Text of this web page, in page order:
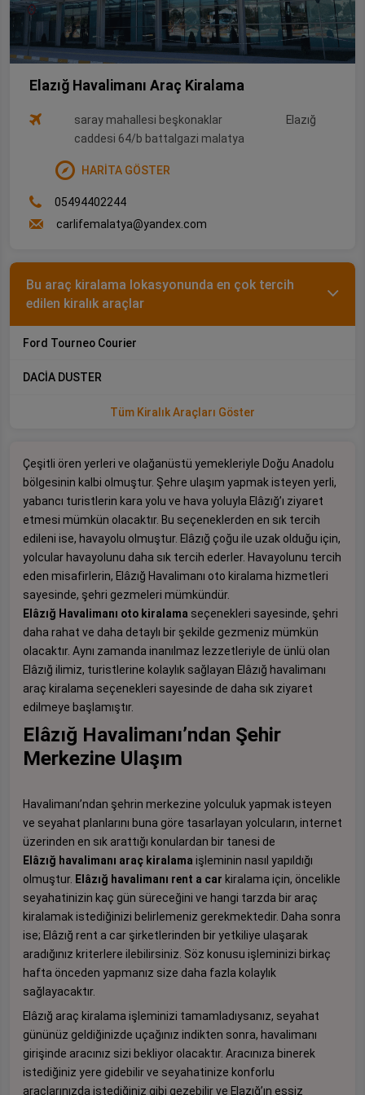
Çeşitli ören yerleri ve olağanüstü yemekleriyle Doğu Anadolu
bölgesinin kalbi olmuştur. Şehre ulaşım yapmak isteyen yerli,
yabancı turistlerin kara yolu ve hava yoluyla Elâzığ’ı ziyaret
etmesi mümkün olacaktır. Bu seçeneklerden en sık tercih
edileni ise, havayolu olmuştur. Elâzığ çoğu ile uzak olduğu için,
yolcular havayolunu daha sık tercih ederler. Havayolunu tercih
eden misafirlerin, Elâzığ Havalimanı oto kiralama hizmetleri
sayesinde, şehri gezmeleri mümkündür.
Elâzığ Havalimanı oto kiralama seçenekleri sayesinde, şehri
daha rahat ve daha detaylı bir şekilde gezmeniz mümkün
olacaktır. Aynı zamanda inanılmaz lezzetleriyle de ünlü olan
Elâzığ ilimiz, turistlerine kolaylık sağlayan Elâzığ havalimanı
araç kiralama seçenekleri sayesinde de daha sık ziyaret
edilmeye başlamıştır.
Elâzığ Havalimanı’ndan Şehir
Merkezine Ulaşım
Havalimanı’ndan şehrin merkezine yolculuk yapmak isteyen
ve seyahat planlarını buna göre tasarlayan yolcuların, internet
üzerinden en sık arattığı konulardan bir tanesi de
Elâzığ havalimanı araç kiralama işleminin nasıl yapıldığı
olmuştur. Elâzığ havalimanı rent a car kiralama için, öncelikle
seyahatinizin kaç gün süreceğini ve hangi tarzda bir araç
kiralamak istediğinizi belirlemeniz gerekmektedir. Daha sonra
ise; Elâzığ rent a car şirketlerinden bir yetkiliye ulaşarak
aradığınız kriterlere ilebilirsiniz. Söz konusu işleminizi birkaç
hafta önceden yapmanız size daha fazla kolaylık
sağlayacaktır.
Elâzığ araç kiralama işleminizi tamamladıysanız, seyahat
gününüz geldiğinizde uçağınız indikten sonra, havalimanı
girişinde aracınız sizi bekliyor olacaktır. Aracınıza binerek
istediğiniz yere gidebilir ve seyahatinize konforlu
araçlarınızda istediğiniz gibi gezebilir ve Elazığ’ın eşsiz
Elazığ Havalimanı Araç Kiralama
saray mahallesi beşkonaklar
caddesi 64/b battalgazi malatya
Elazığ
HARİTA GÖSTER
05494402244
carlifemalatya@yandex.com
Bu araç kiralama lokasyonunda en çok tercih
edilen kiralık araçlar
Ford Tourneo Courier
DACİA DUSTER
Tüm Kiralık Araçları Göster